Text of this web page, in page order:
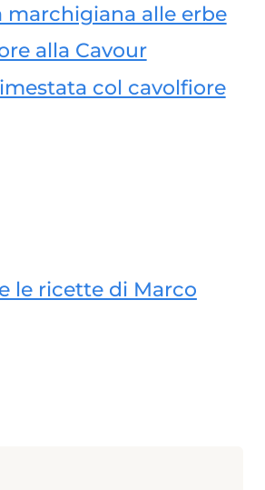
marchigiana alle erbe
alla Cavour
col cavolfiore
le ricette di Marco